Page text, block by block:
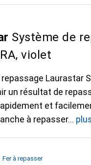
Système de
violet
Laurastar
un résultat de
et
à repasser
Fer à repasser